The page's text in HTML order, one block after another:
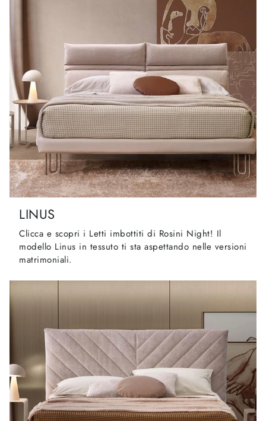
LINUS
Clicca e scopri i Letti imbottiti di Rosini Night! Il
modello Linus in tessuto ti sta aspettando nelle versioni
matrimoniali.